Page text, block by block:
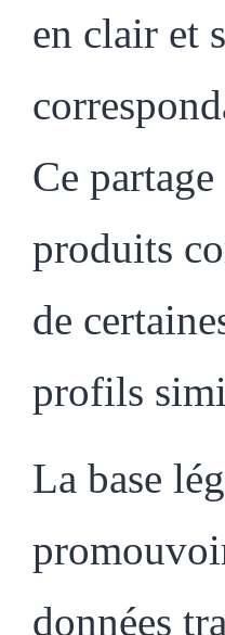
en clair et
Ce
produits
de
profils
La base
données